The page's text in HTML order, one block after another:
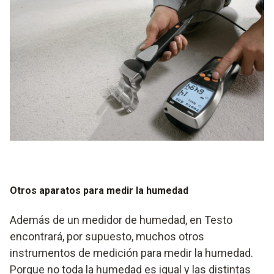
muestra en forma de valores medidos.
la temperatura que prevalece cuando el espejo empieza a
empañarse es la temperatura del punto de rocío.
Otros aparatos para medir la humedad
Además de un medidor de humedad, en Testo
encontrará, por supuesto, muchos otros
instrumentos de medición para medir la humedad.
Porque no toda la humedad es igual y las distintas